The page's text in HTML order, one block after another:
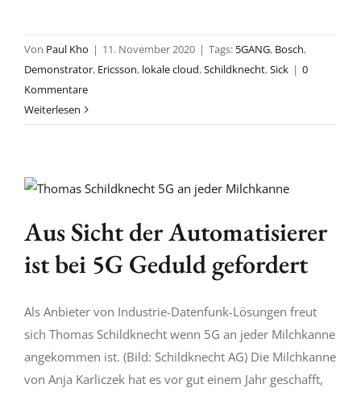
Von Paul Kho | 11. November 2020 | Tags: 5GANG, Bosch,
Demonstrator, Ericsson, lokale cloud,Schildknecht,Sick | 0
Kommentare
Weiterlesen
Aus Sicht der Automatisierer
ist bei 5G Geduld gefordert
Als Anbieter von Industrie-Datenfunk-Lösungen freut
sich Thomas Schildknecht wenn 5G an jeder Milchkanne
angekommen ist. (Bild: Schildknecht AG) Die Milchkanne
von Anja Karliczek hat es vor gut einem Jahr geschafft,